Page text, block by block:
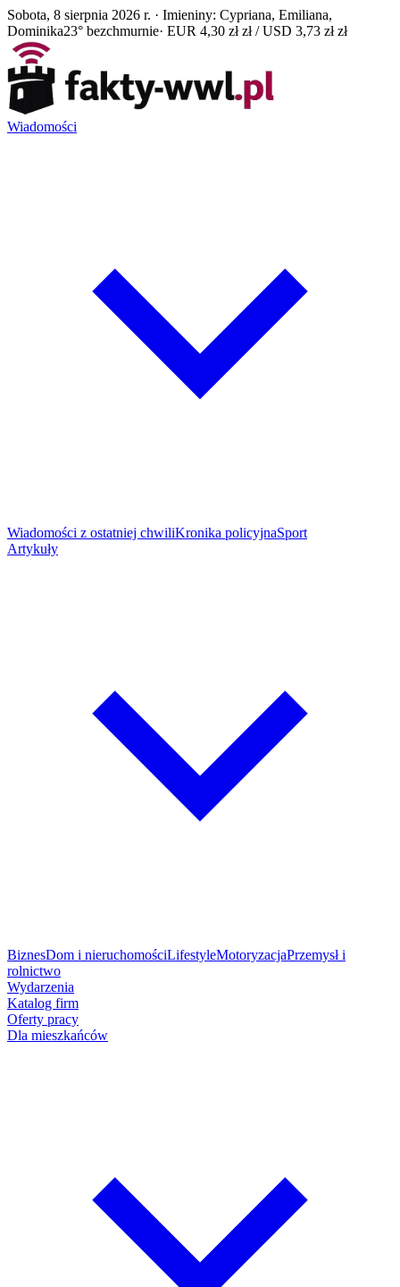
Sobota, 8 sierpnia 2026 r. · Imieniny: Cypriana, Emiliana,
Dominika23° bezchmurnie· EUR 4,30 zł zł / USD 3,73 zł zł
Wiadomości
Wiadomości z ostatniej chwiliKronika policyjnaSport
Artykuły
BiznesDom i nieruchomościLifestyleMotoryzacjaPrzemysł i
rolnictwo
Wydarzenia
Katalog firm
Oferty pracy
Dla mieszkańców